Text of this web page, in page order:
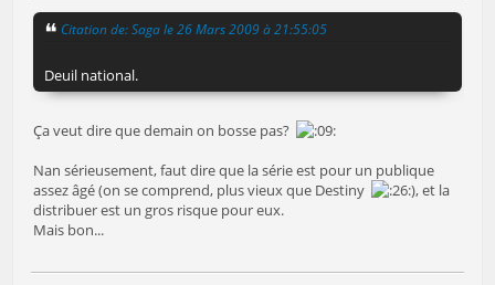
Citation de: Saga le 26 Mars 2009 à 21:55:05
Deuil national.
Ça veut dire que demain on bosse pas?
Nan sérieusement, faut dire que la série est pour un publique
assez âgé (on se comprend, plus vieux que Destiny
), et la
distribuer est un gros risque pour eux.
Mais bon...